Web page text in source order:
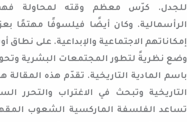
للجدل. كرّس معظم وقته لمحاولة فهم
الرأسمالية. وكان أيضًا فيلسوفًا مهتمًا
إمكاناتهم الاجتماعية والإبداعية. على
وضع نظريةً لتطور المجتمعات البشرية
باسم المادية التاريخية. تقدّم هذه المقالة
التاريخية وتبحث في الاغتراب والتحرر
تساعد الفلسفة الماركسية الشعوب